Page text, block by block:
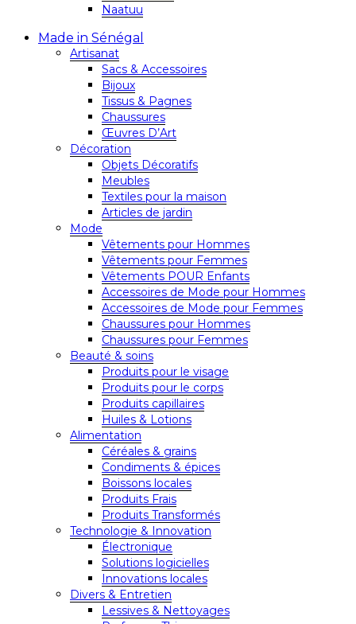
Naatuu
Made in Sénégal
Artisanat
Sacs & Accessoires
Bijoux
Tissus & Pagnes
Chaussures
Œuvres D’Art
Décoration
Objets Décoratifs
Meubles
Textiles pour la maison
Articles de jardin
Mode
Vêtements pour Hommes
Vêtements pour Femmes
Vêtements POUR Enfants
Accessoires de Mode pour Hommes
Accessoires de Mode pour Femmes
Chaussures pour Hommes
Chaussures pour Femmes
Beauté & soins
Produits pour le visage
Produits pour le corps
Produits capillaires
Huiles & Lotions
Alimentation
Céréales & grains
Condiments & épices
Boissons locales
Produits Frais
Produits Transformés
Technologie & Innovation
Électronique
Solutions logicielles
Innovations locales
Divers & Entretien
Lessives & Nettoyages